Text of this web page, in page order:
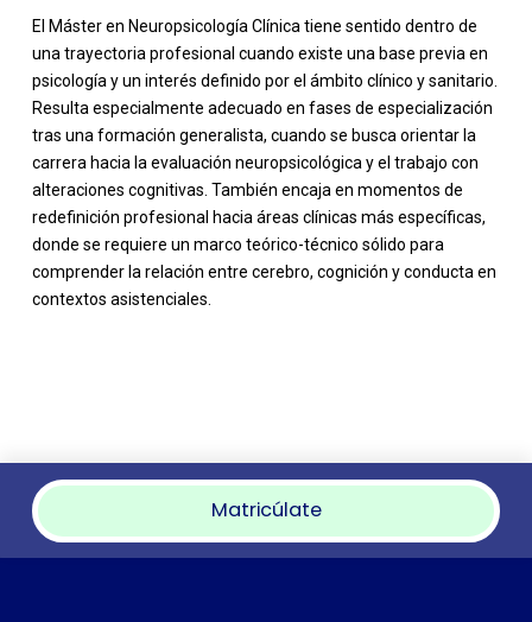
El Máster en Neuropsicología Clínica tiene sentido dentro de
una trayectoria profesional cuando existe una base previa en
psicología y un interés definido por el ámbito clínico y sanitario.
Resulta especialmente adecuado en fases de especialización
tras una formación generalista, cuando se busca orientar la
carrera hacia la evaluación neuropsicológica y el trabajo con
alteraciones cognitivas. También encaja en momentos de
redefinición profesional hacia áreas clínicas más específicas,
donde se requiere un marco teórico-técnico sólido para
comprender la relación entre cerebro, cognición y conducta en
contextos asistenciales.
Matricúlate